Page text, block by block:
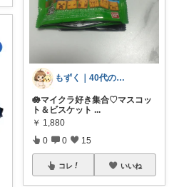
もずく｜40代の暮らし×在宅ワーク
🪷マイクラ好き集合♡マスコッ
ト＆ビスケット ...
￥ 1,880
0 0 15
コレ いいね